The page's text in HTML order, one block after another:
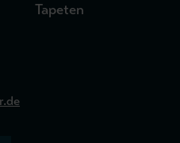
Tapeten